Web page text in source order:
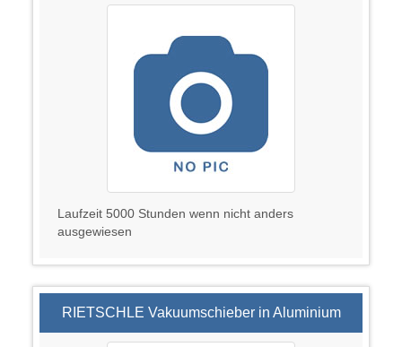
Laufzeit 5000 Stunden wenn nicht anders
ausgewiesen
RIETSCHLE Vakuumschieber in Aluminium